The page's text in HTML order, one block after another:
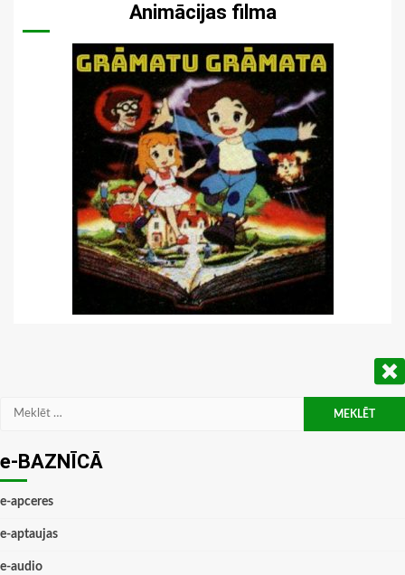
Animācijas filma
Meklēt:
e-BAZNĪCĀ
e-apceres
e-aptaujas
e-audio